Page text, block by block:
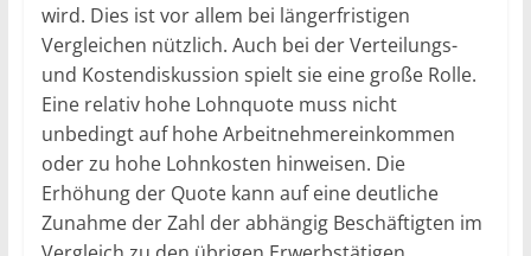
wird. Dies ist vor allem bei längerfristigen
Vergleichen nützlich. Auch bei der Verteilungs-
und Kostendiskussion spielt sie eine große Rolle.
Eine relativ hohe Lohnquote muss nicht
unbedingt auf hohe Arbeitnehmereinkommen
oder zu hohe Lohnkosten hinweisen. Die
Erhöhung der Quote kann auf eine deutliche
Zunahme der Zahl der abhängig Beschäftigten im